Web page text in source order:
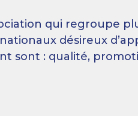
qui regroupe
désireux
sont : qualité,